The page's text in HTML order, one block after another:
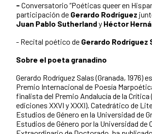
- Conversatorio “Poéticas queer en
participación de Gerardo Rodríguez
Juan Pablo Sutherlandy Héctor
- Recital poético de Gerardo Rodríguez
Sobre el poeta granadino
Gerardo Rodríguez Salas (Granada, 1976)
Premio Internacional de Poesía
finalista del Premio Andalucía de la Crítica
ediciones XXVI y XXXI). Catedrático de
Estudios de Género en la Universidad de
Estudios de Género por la Universidad de